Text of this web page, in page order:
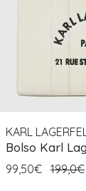
KARL
Bolso Karl
99,50€ 199,0€